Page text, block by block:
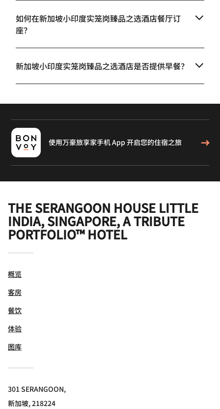
如何在新加坡小印度实笼岗臻品之选酒店餐厅订
座？
新加坡小印度实笼岗臻品之选酒店是否提供早餐？
使用万豪旅享家手机 App 开启您的住宿之旅
THE SERANGOON HOUSE LITTLE
INDIA, SINGAPORE, A TRIBUTE
PORTFOLIO™ HOTEL
概览
客房
餐饮
体验
图库
301 SERANGOON,
新加坡, 218224